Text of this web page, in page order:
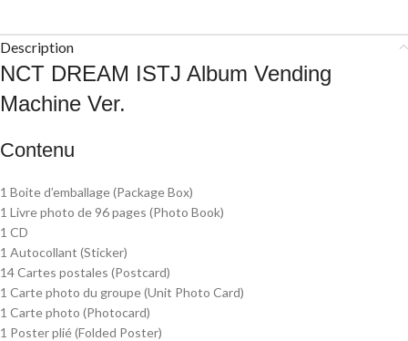
Description
NCT DREAM ISTJ Album Vending
Machine Ver.
Contenu
1 Boite d’emballage (Package Box)
1 Livre photo de 96 pages (Photo Book)
1 CD
1 Autocollant (Sticker)
14 Cartes postales (Postcard)
1 Carte photo du groupe (Unit Photo Card)
1 Carte photo (Photocard)
1 Poster plié (Folded Poster)